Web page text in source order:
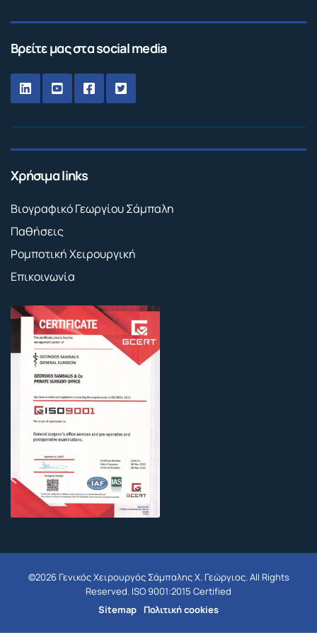
Βρείτε μας στα social media
Χρήσιμα links
Βιογραφικό Γεωργίου Σάμπαλη
Παθήσεις
Ρομποτική Χειρουργική
Επικοινωνία
©2026 Γενικός Χειρουργός Σάμπαλης Χ. Γεώργιος. All Rights
Reserved. ISO 9001:2015 Certified
Sitemap
Πολιτική cookies